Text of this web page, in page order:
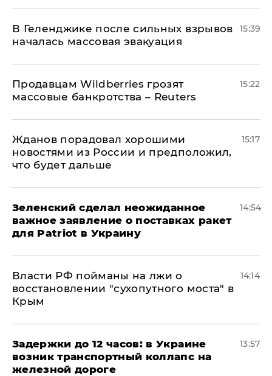
В Геленджике после сильных взрывов
началась массовая эвакуация
15:39
Продавцам Wildberries грозят
массовые банкротства – Reuters
15:22
Жданов порадовал хорошими
новостями из России и предположил,
что будет дальше
15:17
Зеленский сделал неожиданное
важное заявление о поставках ракет
для Patriot в Украину
14:54
Власти РФ пойманы на лжи о
восстановлении "сухопутного моста" в
Крым
14:14
Задержки до 12 часов: в Украине
возник транспортный коллапс на
железной дороге
13:57